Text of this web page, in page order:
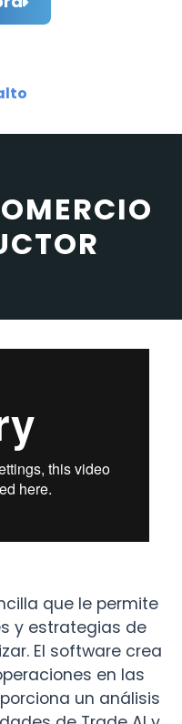
que le permite
y estrategias de
El software crea
en las
un análisis